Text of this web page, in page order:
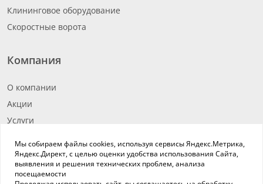
Клининговое оборудование
Скоростные ворота
Компания
О компании
Акции
Услуги
Вакансии
Реквизиты
Мы собираем файлы cookies, используя сервисы Яндекс.Метрика,
Яндекс.Директ, с целью оценки удобства использования Сайта,
выявления и решения технических проблем, анализа
посещаемости